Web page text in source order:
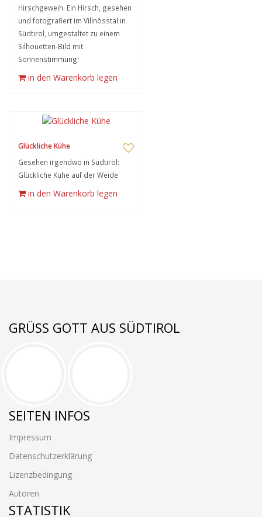
Hirschgeweih. Ein Hirsch, gesehen
und fotografiert im Villnösstal in
Südtirol, umgestaltet zu einem
Silhouetten-Bild mit
Sonnenstimmung!
in den Warenkorb legen
Glückliche Kühe
Gesehen irgendwo in Südtirol:
Glückliche Kühe auf der Weide
in den Warenkorb legen
GRÜSS GOTT AUS SÜDTIROL
SEITEN INFOS
Impressum
Datenschutzerklärung
Lizenzbedingung
Autoren
STATISTIK